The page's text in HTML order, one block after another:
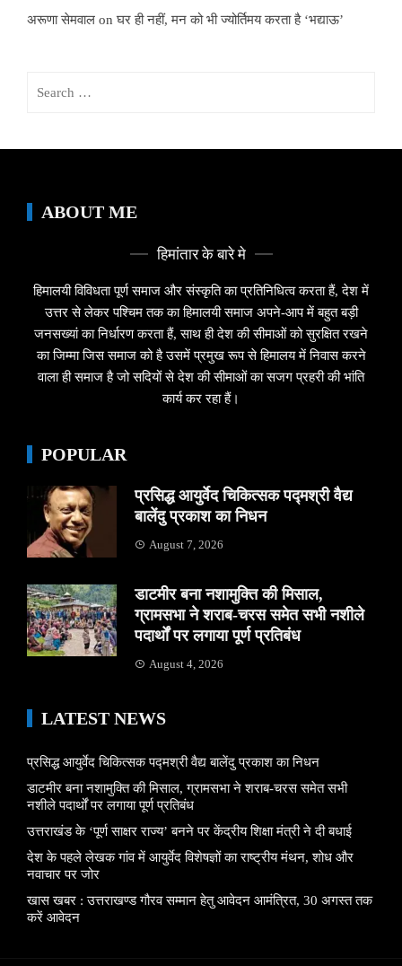
अरूणा सेमवाल onघर ही नहीं, मन को भी ज्योर्तिमय करता है ‘भद्याऊ’
ABOUT ME
हिमांतार के बारे मे
हिमालयी विविधता पूर्ण समाज और संस्कृति का प्रतिनिधित्व करता हैं, देश में
उत्तर से लेकर पश्चिम तक का हिमालयी समाज अपने-आप में बहुत बड़ी
जनसख्यां का निर्धारण करता हैं, साथ ही देश की सीमाओं को सुरक्षित रखने
का जिम्मा जिस समाज को है उसमें प्रमुख रूप से हिमालय में निवास करने
वाला ही समाज है जो सदियों से देश की सीमाओं का सजग प्रहरी की भांति
कार्य कर रहा हैं।
POPULAR
प्रसिद्ध आयुर्वेद चिकित्सक पद्मश्री वैद्य
बालेंदु प्रकाश का निधन
August 7, 2026
डाटमीर बना नशामुक्ति की मिसाल,
ग्रामसभा ने शराब-चरस समेत सभी नशीले
पदार्थों पर लगाया पूर्ण प्रतिबंध
August 4, 2026
LATEST NEWS
प्रसिद्ध आयुर्वेद चिकित्सक पद्मश्री वैद्य बालेंदु प्रकाश का निधन
डाटमीर बना नशामुक्ति की मिसाल, ग्रामसभा ने शराब-चरस समेत सभी
नशीले पदार्थों पर लगाया पूर्ण प्रतिबंध
उत्तराखंड के ‘पूर्ण साक्षर राज्य’ बनने पर केंद्रीय शिक्षा मंत्री ने दी बधाई
देश के पहले लेखक गांव में आयुर्वेद विशेषज्ञों का राष्ट्रीय मंथन, शोध और
नवाचार पर जोर
खास खबर : उत्तराखण्ड गौरव सम्मान हेतु आवेदन आमंत्रित, 30 अगस्त तक
करें आवेदन